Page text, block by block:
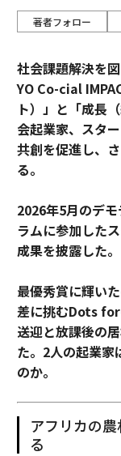
著者フォロー
社会課題解決を
YO Co-cial
ト）」と「成長
会起業家、スタ
共創を促進し、
る。
2026年5月のデ
ラムに参加した
成果を披露した。
最優秀賞に輝い
差に挑むDots
送迎と放課後の
た。2人の起業家
のか。
アフリカの
る